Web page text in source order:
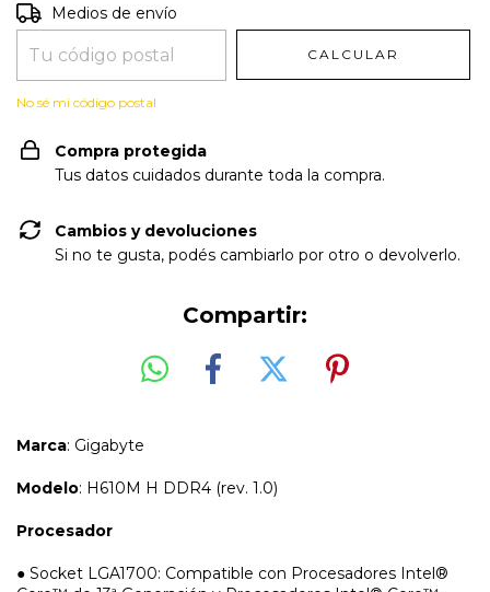
Entregas para el CP:
Medios de envío
CALCULAR
No sé mi código postal
Compra protegida
Tus datos cuidados durante toda la compra.
Cambios y devoluciones
Si no te gusta, podés cambiarlo por otro o devolverlo.
Compartir:
Marca: Gigabyte
Modelo: H610M H DDR4 (rev. 1.0)
Procesador
● Socket LGA1700: Compatible con Procesadores Intel®